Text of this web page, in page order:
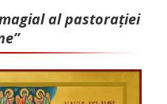
al pastorației